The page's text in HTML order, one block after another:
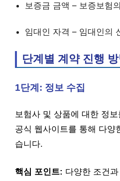
보증금 금액 – 보증보험
임대인 자격 – 임대인의
단계별 계약 진행 방
1단계: 정보 수집
보험사 및 상품에 대한 정
공식 웹사이트를 통해 다양
습니다.
핵심 포인트: 다양한 조건